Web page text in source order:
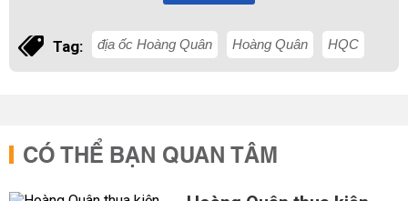
Tag: địa ốc Hoàng Quân Hoàng Quân HQC
CÓ THỂ BẠN QUAN TÂM